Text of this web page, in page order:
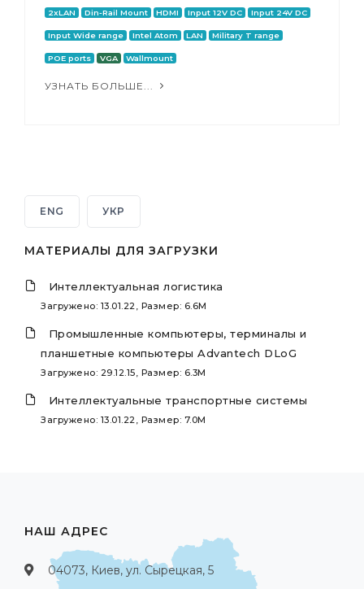
2xLAN Din-Rail Mount HDMI Input 12V DC Input 24V DC
Input Wide range Intel Atom LAN Military T range
POE ports VGA Wallmount
УЗНАТЬ БОЛЬШЕ...
ENG УКР
МАТЕРИАЛЫ ДЛЯ ЗАГРУЗКИ
Интеллектуальная логистика
Загружено: 13.01.22, Размер: 6.6M
Промышленные компьютеры, терминалы и
планшетные компьютеры Advantech DLoG
Загружено: 29.12.15, Размер: 6.3M
Интеллектуальные транспортные системы
Загружено: 13.01.22, Размер: 7.0M
НАШ АДРЕС
04073, Киев, ул. Сырецкая, 5